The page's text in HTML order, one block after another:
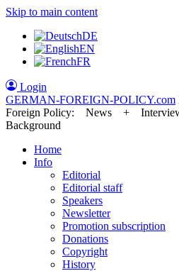
Skip to main content
DE
EN
FR
Login
GERMAN-FOREIGN-POLICY.com
Foreign Policy: News +
Background
Home
Info
Editorial
Editorial staff
Speakers
Newsletter
Promotion subscription
Donations
Copyright
History